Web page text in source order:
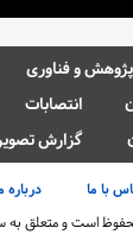
و فناوری
انتصابات
گزارش تصویری
با ما درباره ما
است و متعلق به